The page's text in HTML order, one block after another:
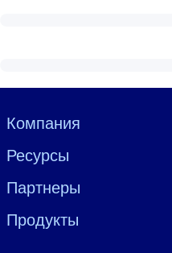
Visually hidden Text
Компания
Ресурсы
Партнеры
Продукты